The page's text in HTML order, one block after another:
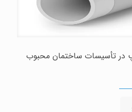
پایپ در تأسیسات ساختمان محبوب